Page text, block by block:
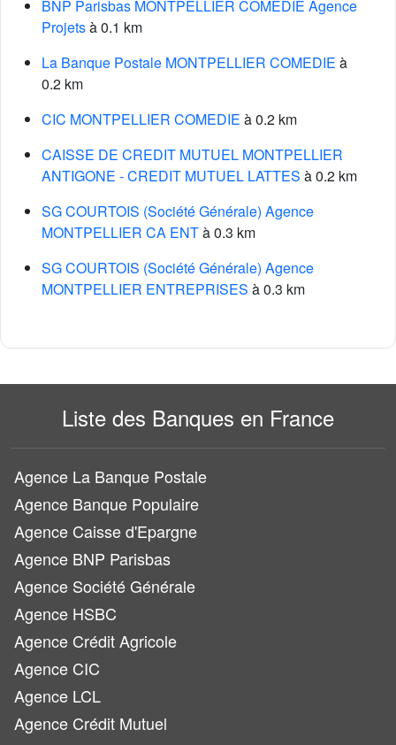
BNP Parisbas MONTPELLIER COMEDIE Agence
Projetsà 0.1 km
La Banque Postale MONTPELLIER COMEDIE à
0.2 km
CIC MONTPELLIER COMEDIE à 0.2 km
CAISSE DE CREDIT MUTUEL MONTPELLIER
ANTIGONE - CREDIT MUTUEL LATTES à 0.2 km
SG COURTOIS (Société Générale) Agence
MONTPELLIER CA ENTà 0.3 km
SG COURTOIS (Société Générale) Agence
MONTPELLIER ENTREPRISES à 0.3 km
Liste des Banques en France
Agence La Banque Postale
Agence Banque Populaire
Agence Caisse d'Epargne
Agence BNP Parisbas
Agence Société Générale
Agence HSBC
Agence Crédit Agricole
Agence CIC
Agence LCL
Agence Crédit Mutuel